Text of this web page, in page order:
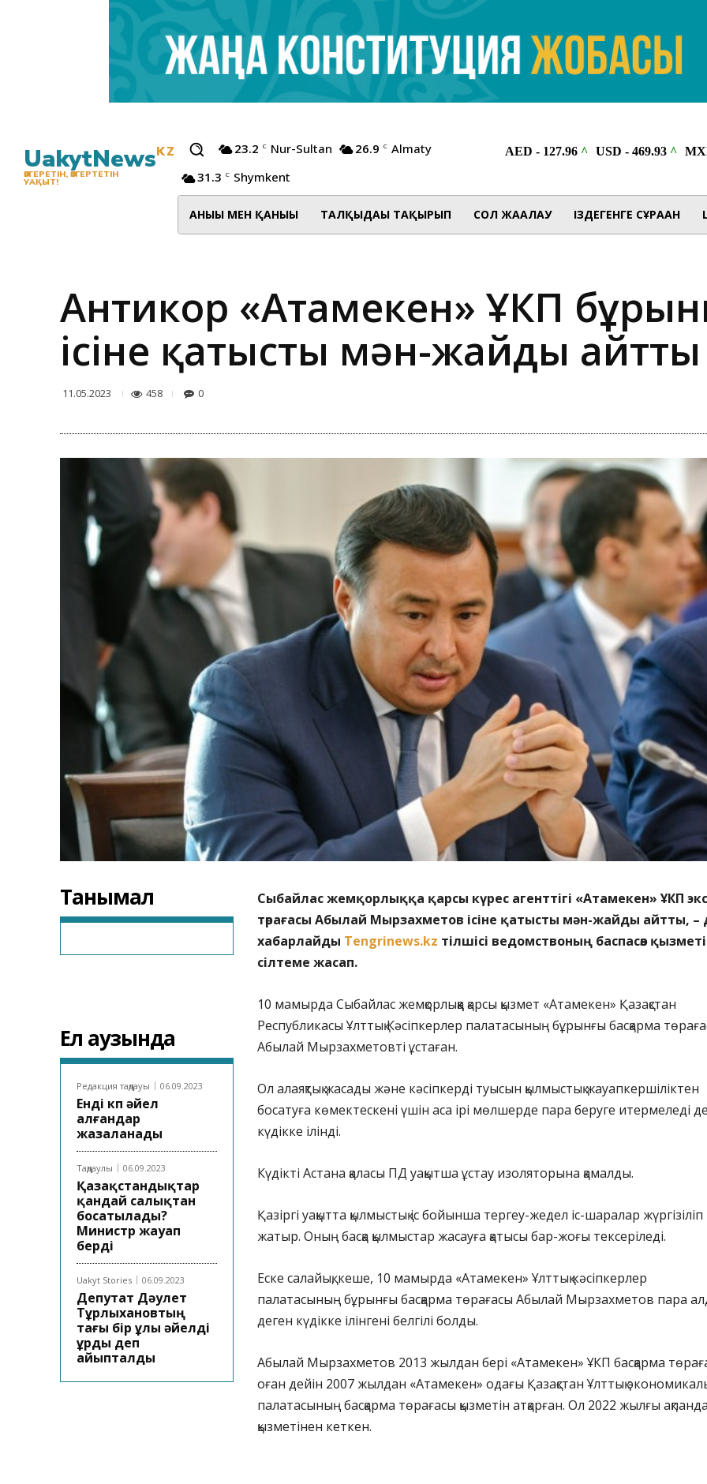
UakytNewsKZ
ӨЗГЕРЕТІН, ӨЗГЕРТЕТІН
УАҚЫТ!
23.2 C Nur-Sultan 26.9 C Almaty
31.3 C Shymkent
АНЫҒЫ МЕН ҚАНЫҒЫ ТАЛҚЫДАҒЫ ТАҚЫРЫП СОЛ ЖАҒАЛАУ ІЗДЕГЕНГЕ СҰРАҒАН
Антикор «Атамекен» ҰКП
ісіне қатысты мән-жайды айтты
11.05.2023 458 0
Танымал
Ел аузында
Редакция таңдауы 06.09.2023
Енді көп әйел
алғандар
жазаланады
Таңдаулы 06.09.2023
Қазақстандықтар
қандай салықтан
босатылады?
Министр жауап
берді
Uakyt Stories 06.09.2023
Депутат Дәулет
Тұрлыхановтың
тағы бір ұлы әйелді
ұрды деп
айыпталды
Сыбайлас жемқорлыққа қарсы күрес агенттігі «Атамекен» ҰКП
төрағасы Абылай Мырзахметов ісіне қатысты мән-жайды айтты, –
хабарлайды Tengrinews.kz тілшісі ведомствоның баспасөз
сілтеме жасап.
10 мамырда Сыбайлас жемқорлыққа қарсы қызмет «Атамекен» Қазақстан
Республикасы Ұлттық Кәсіпкерлер палатасының бұрынғы басқарма
Абылай Мырзахметовті ұстаған.
Ол алаяқтық жасады және кәсіпкерді туысын қылмыстық жауапкершіліктен
босатуға көмектескені үшін аса ірі мөлшерде пара беруге итермеледі
күдікке ілінді.
Күдікті Астана қаласы ПД уақытша ұстау изоляторына қамалды.
Қазіргі уақытта қылмыстық іс бойынша тергеу-жедел іс-шаралар жүргізіліп
жатыр. Оның басқа қылмыстар жасауға қатысы бар-жоғы тексеріледі.
Еске салайық, кеше, 10 мамырда «Атамекен» Ұлттық кәсіпкерлер
палатасының бұрынғы басқарма төрағасы Абылай Мырзахметов пара
деген күдікке ілінгені белгілі болды.
Абылай Мырзахметов 2013 жылдан бері «Атамекен» ҰКП басқарма
оған дейін 2007 жылдан «Атамекен» одағы Қазақстан Ұлттық
палатасының басқарма төрағасы қызметін атқарған. Ол 2022 жылғы ақпанда
қызметінен кеткен.